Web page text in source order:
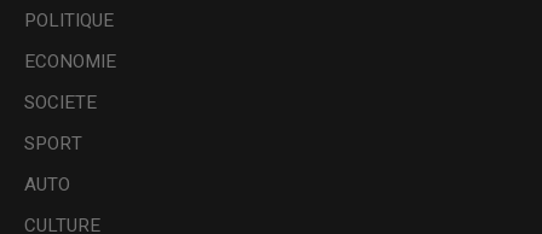
POLITIQUE
ECONOMIE
SOCIETE
SPORT
AUTO
CULTURE